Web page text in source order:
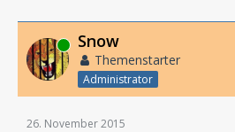
Online Snow
Themenstarter
Administrator
26. November 2015